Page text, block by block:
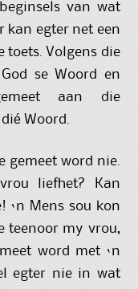
van wat
kan egter net een
toets. Volgens die
se Woord en
aan die
Woord.
gemeet word nie.
liefhet? Kan
‘n Mens sou kon
teenoor my vrou,
word met ‘n
egter nie in wat